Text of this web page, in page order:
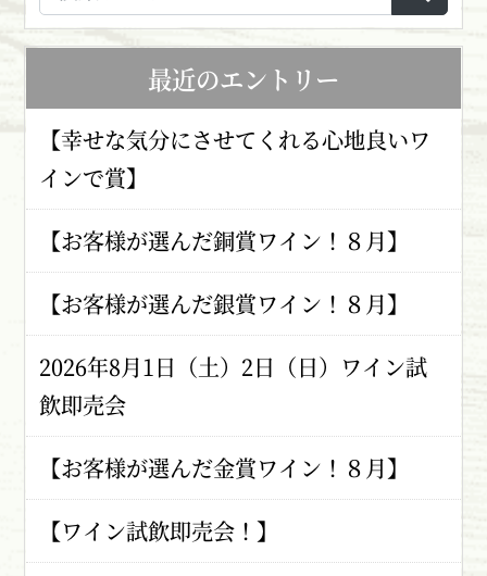
最近のエントリー
【幸せな気分にさせてくれる心地良いワ
インで賞】
【お客様が選んだ銅賞ワイン！８月】
【お客様が選んだ銀賞ワイン！８月】
2026年8月1日（土）2日（日）ワイン試
飲即売会
【お客様が選んだ金賞ワイン！８月】
【ワイン試飲即売会！】